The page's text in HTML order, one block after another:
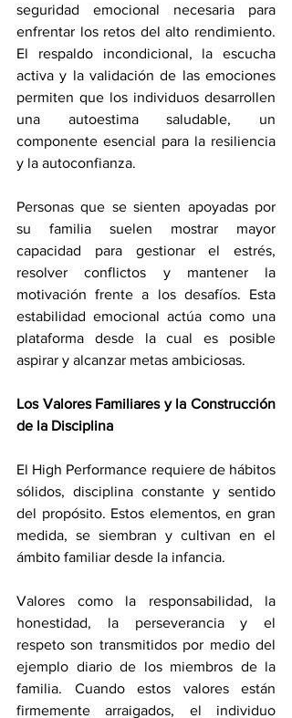
seguridad emocional necesaria para
enfrentar los retos del alto rendimiento.
El respaldo incondicional, la escucha
activa y la validación de las emociones
permiten que los individuos desarrollen
una autoestima saludable, un
componente esencial para la resiliencia
y la autoconfianza.
Personas que se sienten apoyadas por
su familia suelen mostrar mayor
capacidad para gestionar el estrés,
resolver conflictos y mantener la
motivación frente a los desafíos. Esta
estabilidad emocional actúa como una
plataforma desde la cual es posible
aspirar y alcanzar metas ambiciosas.
Los Valores Familiares y la Construcción
de la Disciplina
El High Performance requiere de hábitos
sólidos, disciplina constante y sentido
del propósito. Estos elementos, en gran
medida, se siembran y cultivan en el
ámbito familiar desde la infancia.
Valores como la responsabilidad, la
honestidad, la perseverancia y el
respeto son transmitidos por medio del
ejemplo diario de los miembros de la
familia. Cuando estos valores están
firmemente arraigados, el individuo